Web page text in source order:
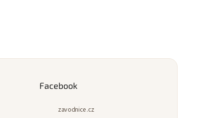
Facebook
zavodnice.cz